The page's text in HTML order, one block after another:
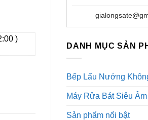
DANH MỤC SẢN
Bếp Lẩu Nướng
Máy Rửa Bát Siêu Âm
Sản phẩm nổi bật
)